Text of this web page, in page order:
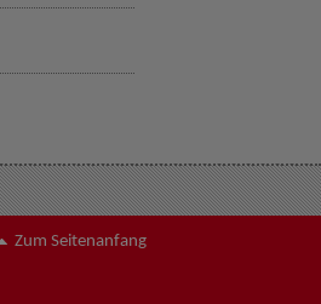
Zum Seitenanfang